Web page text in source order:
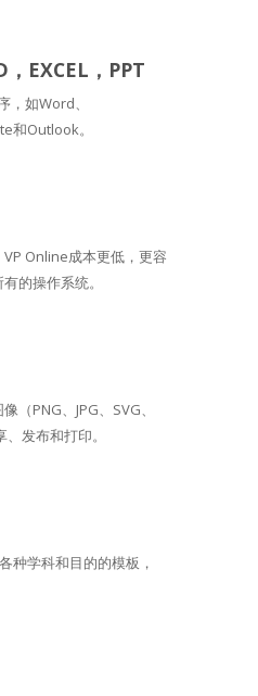
EXCEL，PPT
，如Word、
和Outlook。
Online成本更低，更容
的操作系统。
（PNG、JPG、SVG、
发布和打印。
种学科和目的的模板，